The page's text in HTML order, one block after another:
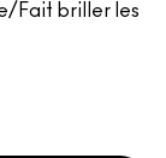
Fait briller les